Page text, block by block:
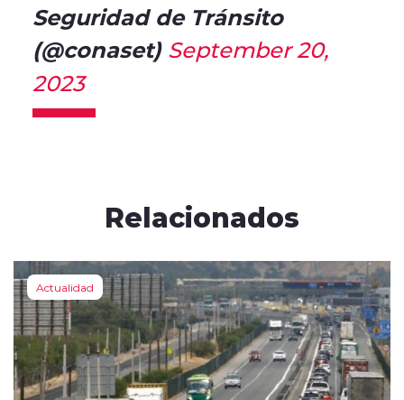
Seguridad de Tránsito
(@conaset) September 20,
2023
Relacionados
Actualidad